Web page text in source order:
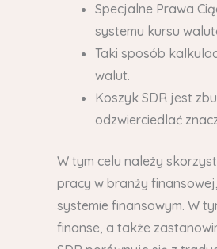
Specjalne Prawa
systemu kursu
Taki sposób
walut.
Koszyk SDR jest
odzwierciedlać
W tym celu należy
pracy w branży
systemie finansowym. W
finanse, a także